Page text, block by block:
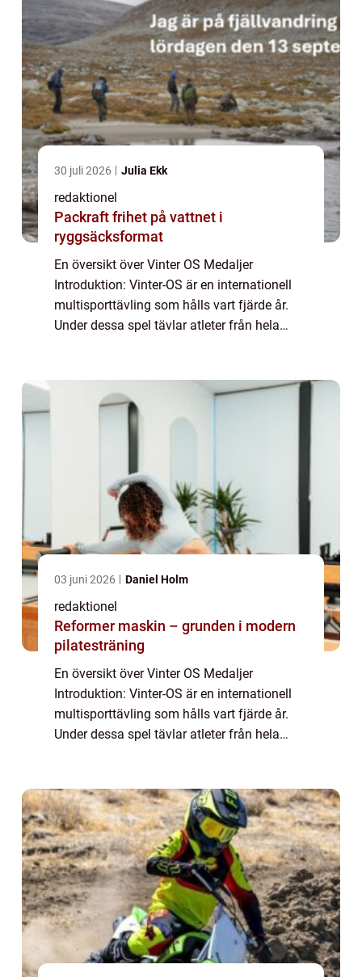
30 juli 2026 Julia Ekk
redaktionel
Packraft frihet på vattnet i
ryggsäcksformat
En översikt över Vinter OS Medaljer
Introduktion: Vinter-OS är en internationell
multisporttävling som hålls vart fjärde år.
Under dessa spel tävlar atleter från hela
03 juni 2026 Daniel Holm
redaktionel
Reformer maskin – grunden i modern
pilatesträning
En översikt över Vinter OS Medaljer
Introduktion: Vinter-OS är en internationell
multisporttävling som hålls vart fjärde år.
Under dessa spel tävlar atleter från hela